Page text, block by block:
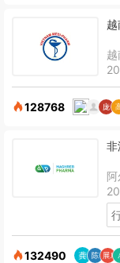
越
128768
非
132490